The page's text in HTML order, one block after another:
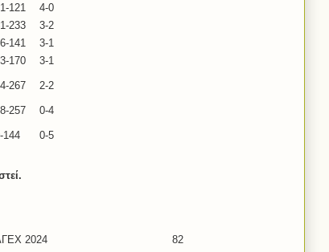
121
4-0
233
3-2
141
3-1
170 3-1
267 2-2
257 0-4
144 0-5
2024
82